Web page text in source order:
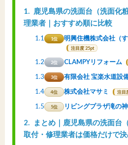
1
鹿児島県の洗面台（洗面化
理業者｜おすすめ順に比較
1.1 1位 明興住機株式会社（す
注目度 25pt
1.2 2位 CLAMPYリフォーム
1.3 3位 有限会社 宝楽水道設
1.4 4位 株式会社マサミ 注目
1.5 5位 リビングプラザ滝の神
2
まとめ｜鹿児島県の洗面台
取付・修理業者は価格だけで